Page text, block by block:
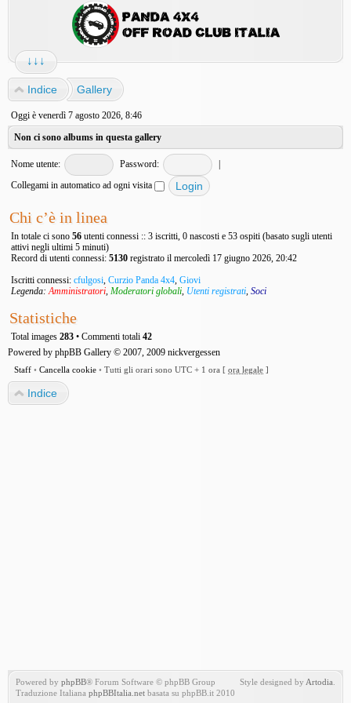
↓↓↓
Indice Gallery
Oggi è venerdì 7 agosto 2026, 8:46
Non ci sono albums in questa gallery
Nome utente: Password:
|
Collegami in automatico ad ogni visita
Chi c’è in linea
In totale ci sono 56 utenti connessi :: 3 iscritti, 0 nascosti e 53 ospiti (basato sugli utenti
attivi negli ultimi 5 minuti)
Record di utenti connessi: 5130 registrato il mercoledì 17 giugno 2026, 20:42
Iscritti connessi: cfulgosi, Curzio Panda 4x4, Giovi
Legenda:Amministratori, Moderatori globali, Utenti registrati, Soci
Statistiche
Total images 283 • Commenti totali 42
Powered by phpBB Gallery © 2007, 2009 nickvergessen
Staff • Cancella cookie • Tutti gli orari sono UTC + 1 ora [ ora legale ]
Indice
Powered by phpBB® Forum Software © phpBB Group
Traduzione Italiana phpBBItalia.net basata su phpBB.it 2010
Style designed by Artodia